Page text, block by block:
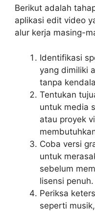
Berikut adalah
aplikasi edit video
alur kerja masing-
Identifikasi
yang dimiliki
tanpa
Tentukan
untuk media
atau proyek
Coba versi
untuk
sebelum
lisensi penuh.
Periksa
seperti